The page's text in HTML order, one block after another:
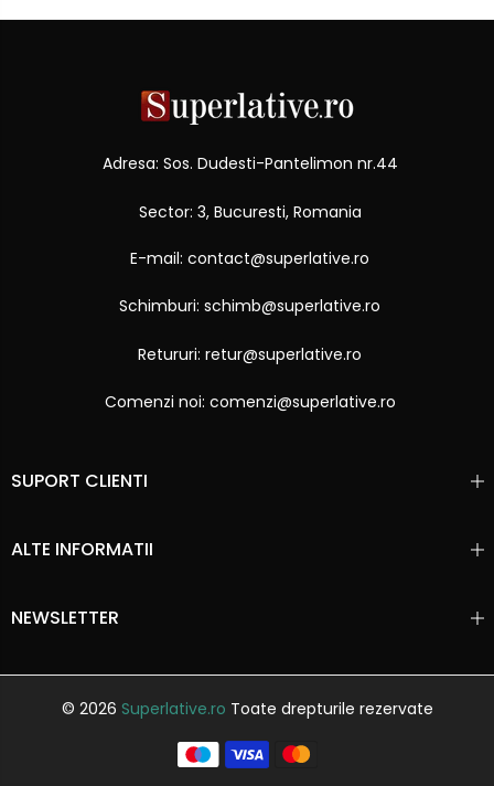
Adresa: Sos. Dudesti-Pantelimon nr.44
Sector: 3, Bucuresti, Romania
E-mail: contact@superlative.ro
Schimburi: schimb@superlative.ro
Retururi: retur@superlative.ro
Comenzi noi: comenzi@superlative.ro
SUPORT CLIENTI
ALTE INFORMATII
NEWSLETTER
© 2026 Superlative.ro Toate drepturile rezervate